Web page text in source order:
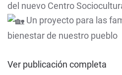
del nuevo Centro
Un proyecto para las
bienestar de nuestro pueblo
Ver publicación completa